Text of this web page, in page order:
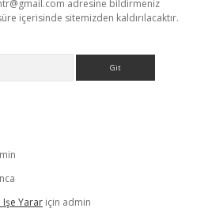
adresine bildirmeniz
içerisinde sitemizden kaldırılacaktır.
Işe Yarar için admin